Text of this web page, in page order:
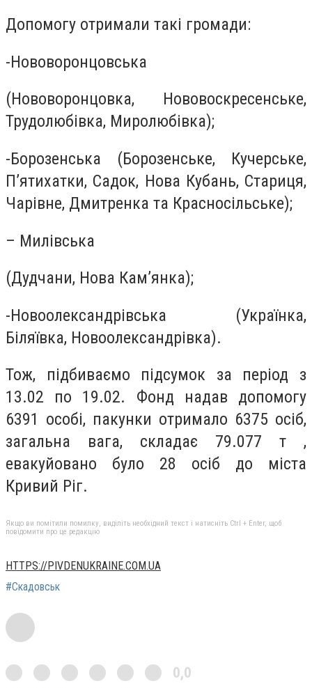
Допомогу отримали такі громади:
-Нововоронцовська
(Нововоронцовка, Нововоскресенське,
Трудолюбівка, Миролюбівка);
-Борозенська (Борозенське, Кучерське,
П’ятихатки, Садок, Нова Кубань, Стариця,
Чарівне, Дмитренка та Красносільське);
– Милівська
(Дудчани, Нова Кам’янка);
-Новоолександрівська (Українка,
Біляївка, Новоолександрівка).
Тож, підбиваємо підсумок за період з
13.02 по 19.02. Фонд надав допомогу
6391 особі, пакунки отримало 6375 осіб,
загальна вага, складає 79.077 т ,
евакуйовано було 28 осіб до міста
Кривий Ріг.
Якщо ви помітили помилку, виділіть необхідний текст і натисніть Ctrl + Enter, щоб
повідомити про це редакцію
HTTPS://PIVDENUKRAINE.COM.UA
#Скадовськ
0,0